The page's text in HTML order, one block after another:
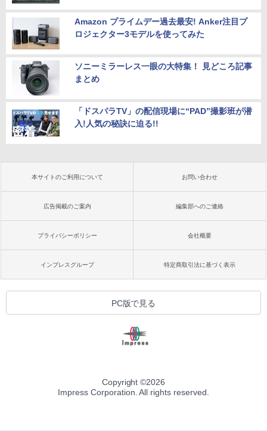
Amazon プライムデー過去最安! Anker注目プ
ロジェクター3モデルを使ってみた
ソニーミラーレス一眼の大特集！ 見どころ記事
まとめ
「ドスパラTV」の配信現場に“PAD”撮影班が潜
入!人気の秘訣に迫る!!
本サイトのご利用について お問い合わせ
広告掲載のご案内 編集部へのご連絡
プライバシーポリシー 会社概要
インプレスグループ 特定商取引法に基づく表示
PC版で見る
Copyright ©2026
Impress Corporation. All rights reserved.